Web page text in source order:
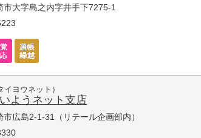
市大字島之内字井手下7275-1
イヨウネット）
ようネット支店
市広島2-1-31（リテール企画部内）